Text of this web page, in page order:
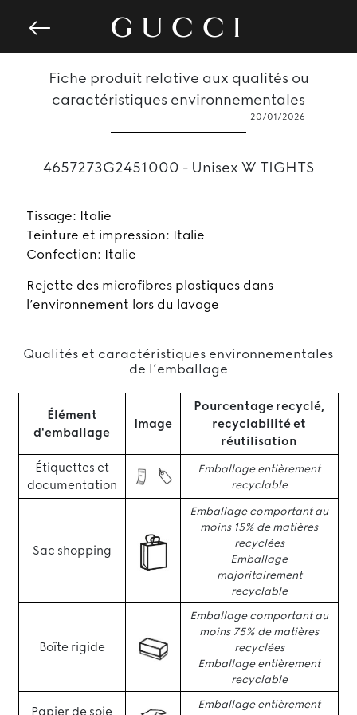
Fiche produit relative aux qualités ou
caractéristiques environnementales
20/01/2026
4657273G2451000 - Unisex W TIGHTS
Tissage: Italie
Teinture et impression: Italie
Confection: Italie
rejette des microfibres plastiques dans
l’environnement lors du lavage
Qualités et caractéristiques environnementales
de l’emballage
Élément
d'emballage
Image
Pourcentage recyclé,
recyclabilité et
réutilisation
Étiquettes et
documentation
Emballage entièrement
recyclable
Sac shopping
Emballage comportant au
moins 15% de matières
recyclées
Emballage
majoritairement
recyclable
Boîte rigide
Emballage comportant au
moins 75% de matières
recyclées
Emballage entièrement
recyclable
Papier de soie
Emballage entièrement